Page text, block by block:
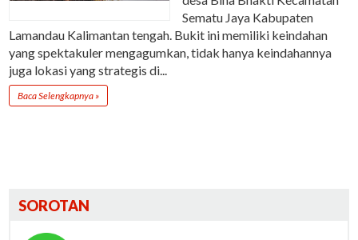
Sematu Jaya Kabupaten
Lamandau Kalimantan tengah. Bukit ini memiliki keindahan
yang spektakuler mengagumkan, tidak hanya keindahannya
juga lokasi yang strategis di...
Baca Selengkapnya »
SOROTAN